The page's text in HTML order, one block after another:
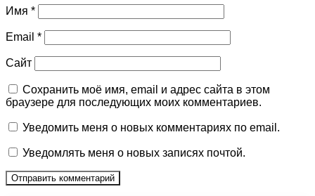
Имя *
Email *
Сайт
Сохранить моё имя, email и адрес сайта в этом
браузере для последующих моих комментариев.
Уведомить меня о новых комментариях по email.
Уведомлять меня о новых записях почтой.